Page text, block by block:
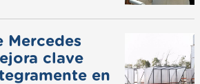
Mercedes
clave
en